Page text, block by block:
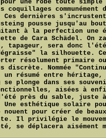
une robe toute simple
communément
Ces dernières
pousse jusqu'au
à la perfection une
de Cara Schädel. On
tapageur, sera donc
la silhouette.
résolument primaire
discrète. Nommée
un résumé entre
se plonge dans ses
aisées à
près du sable, juste
esthétique solaire
pour créer de
Il privilégie le
se déplacera